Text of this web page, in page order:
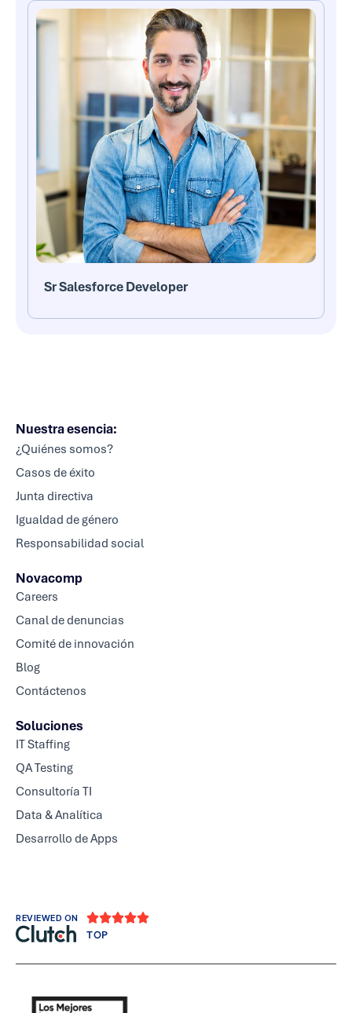
Sr Salesforce Developer
Nuestra esencia:
¿Quiénes somos?
Casos de éxito
Junta directiva
Igualdad de género
Responsabilidad social
Novacomp
Careers
Canal de denuncias
Comité de innovación
Blog
Contáctenos
Soluciones
IT Staffing
QA Testing
Consultoría TI
Data & Analítica
Desarrollo de Apps
REVIEWED ON 
TOP